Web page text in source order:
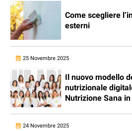
Come scegliere
esterni
25 Novembre 2025
Il nuovo modello
nutrizionale
Nutrizione Sana
24 Novembre 2025